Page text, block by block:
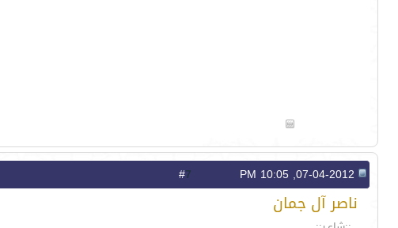
7
ناصر آل جمان